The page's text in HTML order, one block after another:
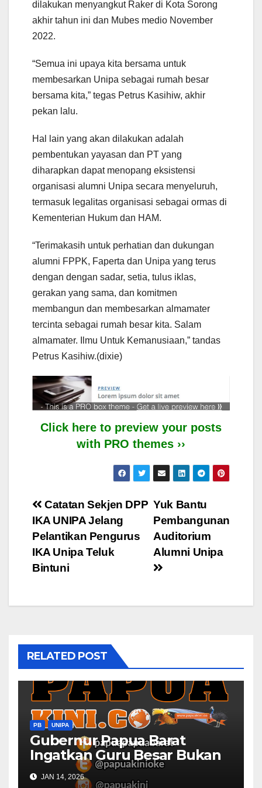
dilakukan menyangkut Raker di Kota Sorong
akhir tahun ini dan Mubes medio November
2022.
“Semua ini upaya kita bersama untuk
membesarkan Unipa sebagai rumah besar
bersama kita,” tegas Petrus Kasihiw, akhir
pekan lalu.
Hal lain yang akan dilakukan adalah
pembentukan yayasan dan PT yang
diharapkan dapat menopang eksistensi
organisasi alumni Unipa secara menyeluruh,
termasuk legalitas organisasi sebagai ormas di
Kementerian Hukum dan HAM.
“Terimakasih untuk perhatian dan dukungan
alumni FPPK, Faperta dan Unipa yang terus
dengan dengan sadar, setia, tulus iklas,
gerakan yang sama, dan komitmen
membangun dan membesarkan almamater
tercinta sebagai rumah besar kita. Salam
almamater. Ilmu Untuk Kemanusiaan,” tandas
Petrus Kasihiw.(dixie)
Click here to preview your posts
with PRO themes ››
Post
navigation
Yuk Bantu
Pembangunan
Auditorium
Alumni Unipa
Catatan Sekjen DPP
IKA UNIPA Jelang
Pelantikan Pengurus
IKA Unipa Teluk
Bintuni
RELATED POST
PB UNIPA
Gubernur Papua Barat
Ingatkan Guru Besar Bukan
Semata Gelar Akademis
JAN 14, 2026